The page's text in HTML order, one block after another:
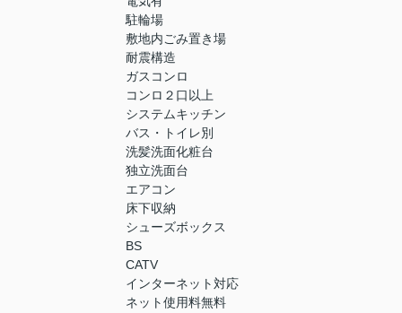
駐輪場
敷地内ごみ置き場
耐震構造
ガスコンロ
コンロ２口以上
システムキッチン
バス・トイレ別
洗髪洗面化粧台
独立洗面台
エアコン
床下収納
シューズボックス
BS
CATV
インターネット対応
ネット使用料無料